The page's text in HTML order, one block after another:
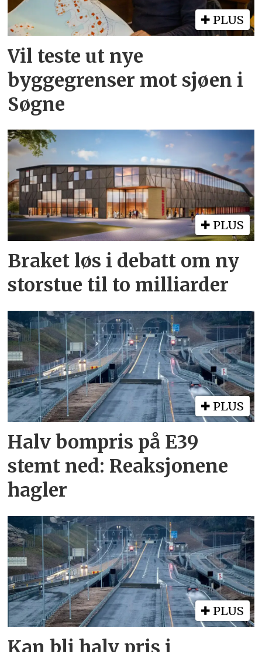
PLUS
Vil teste ut nye
byggegrenser mot sjøen i
Søgne
PLUS
Braket løs i debatt om ny
storstue til to milliarder
PLUS
Halv bompris på E39
stemt ned: Reaksjonene
hagler
PLUS
Kan bli halv pris i